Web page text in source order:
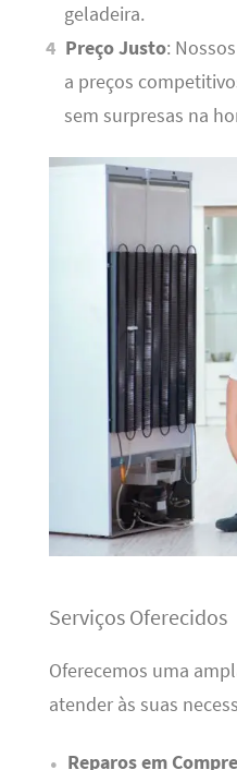
geladeira.
Preço Justo:
a preços
sem surpresas na
Serviços Oferecidos
Oferecemos uma
atender às suas
Reparos em